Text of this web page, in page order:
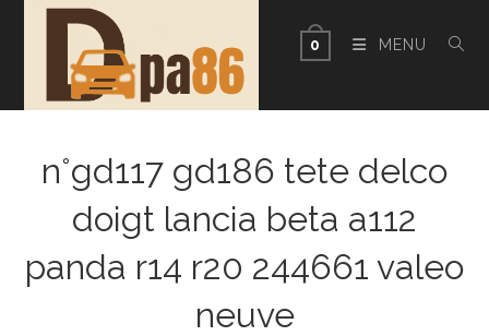
0 MENU
n°gd117 gd186 tete delco
doigt lancia beta a112
panda r14 r20 244661 valeo
neuve